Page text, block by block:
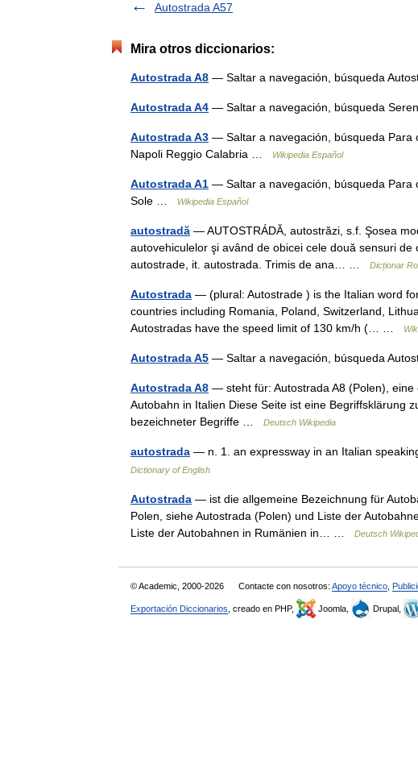
Autostrada A57
Mira otros diccionarios:
Autostrada A8 — Saltar a navegación, búsqueda
Autostrada A4 — Saltar a navegación, búsqueda
Autostrada A3 — Saltar a navegación, búsqueda Para
Napoli Reggio Calabria …
Wikipedia Español
Autostrada A1 — Saltar a navegación, búsqueda Para
Sole …
Wikipedia Español
autostradă — AUTOSTRÁDĂ, autostrăzi, s.f. Şosea
autovehiculelor şi având de obicei cele două sensuri
autostrade, it. autostrada. Trimis de ana… …
Dicționar
Autostrada — (plural: Autostrade ) is the Italian word
countries including Romania, Poland, Switzerland,
Autostradas have the speed limit of 130 km/h (… …
Autostrada A5 — Saltar a navegación, búsqueda
Autostrada A8 — steht für: Autostrada A8 (Polen),
Autobahn in Italien Diese Seite ist eine Begriffsklärung
bezeichneter Begriffe …
Deutsch Wikipedia
autostrada — n. 1. an expressway in an Italian
Dictionary of English
Autostrada — ist die allgemeine Bezeichnung für
Polen, siehe Autostrada (Polen) und Liste der
Liste der Autobahnen in Rumänien in… …
Deutsch
© Academic, 2000-2026 Contacte con nosotros: Apoyo técnico
Exportación Diccionarios , creado en PHP, Joomla, Drupal,